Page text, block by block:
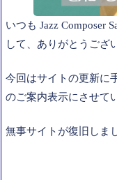
いつも Jazz Composer
して、ありがとうござ
今回はサイトの更新に
のご案内表示にさせて
無事サイトが復旧しま